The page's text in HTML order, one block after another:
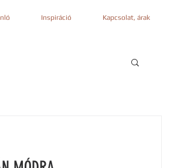
Inspiráció Kapcsolat, árak